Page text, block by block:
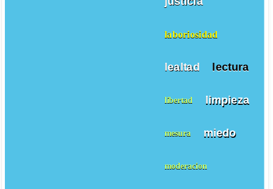
laboriosidad
lealtad lectura
libertad limpieza
mesura miedo
moderacion